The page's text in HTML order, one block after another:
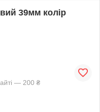
39мм колір
— 200 ₴